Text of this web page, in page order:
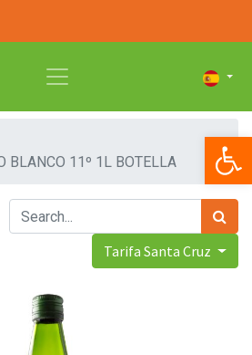
BLANCO 11º 1L BOTELLA
Tarifa Santa Cruz